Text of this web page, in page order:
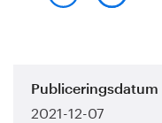
Publiceringsdatum
2021-12-07